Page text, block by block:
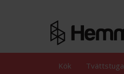
Kök Tvättstuga